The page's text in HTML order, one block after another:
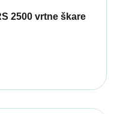
2500 vrtne škare